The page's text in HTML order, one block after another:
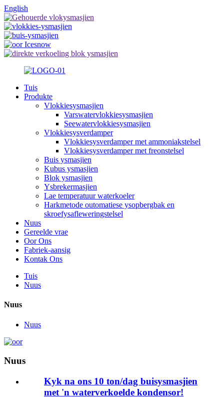
English
Tuis
Produkte
Vlokkiesysmasjien
Varswatervlokkiesysmasjien
Seewatervlokkiesysmasjien
Vlokkiesysverdamper
Vlokkiesysverdamper met ammoniakstelsel
Vlokkiesysverdamper met freonstelsel
Buis ysmasjien
Kubus ysmasjien
Blok ysmasjien
Ysbrekermasjien
Lae temperatuur waterkoeler
Harkmetode outomatiese ysopbergbak en
skroefysafleweringstelsel
Nuus
Gereelde vrae
Oor Ons
Fabriek-aansig
Kontak Ons
Tuis
Nuus
Nuus
Nuus
Nuus
Kyk na ons 10 ton/dag buisysmasjien
met 'n waterverkoelde kondensor!